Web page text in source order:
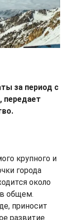
за период с
передает
крупного и
города
около
общем.
приносит
развитие